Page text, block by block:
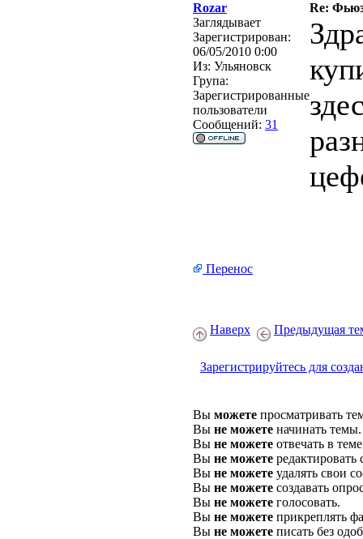
Rozar
Re:
Заглядывает
Зарегистрирован:
06/05/2010 0:00
Из: Ульяновск
Група:
Зарегистрированные
пользователи
Сообщений: 31
Перенос
Наверх Предыдущая
Зарегистрируйтесь для
Вы можете просматривать
Вы не можете начинать темы.
Вы не можете отвечать в
Вы не можете
Вы не можете удалять свои
Вы не можете создавать
Вы не можете голосовать.
Вы не можете прикреплять
Вы не можете писать без